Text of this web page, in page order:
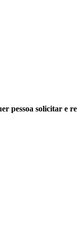
pessoa solicitar e